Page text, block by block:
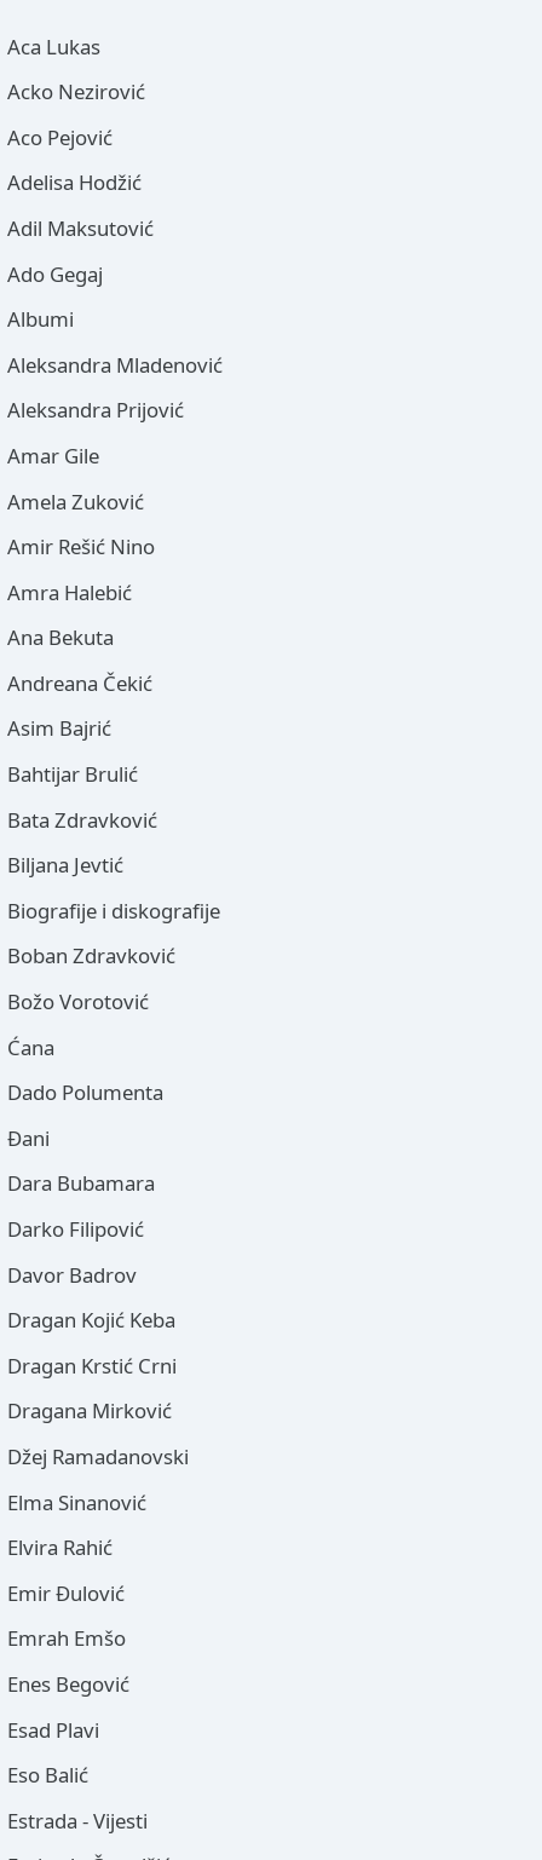
Aca Lukas
Acko Nezirović
Aco Pejović
Adelisa Hodžić
Adil Maksutović
Ado Gegaj
Albumi
Aleksandra Mladenović
Aleksandra Prijović
Amar Gile
Amela Zuković
Amir Rešić Nino
Amra Halebić
Ana Bekuta
Andreana Čekić
Asim Bajrić
Bahtijar Brulić
Bata Zdravković
Biljana Jevtić
Biografije i diskografije
Boban Zdravković
Božo Vorotović
Ćana
Dado Polumenta
Đani
Dara Bubamara
Darko Filipović
Davor Badrov
Dragan Kojić Keba
Dragan Krstić Crni
Dragana Mirković
Džej Ramadanovski
Elma Sinanović
Elvira Rahić
Emir Đulović
Emrah Emšo
Enes Begović
Esad Plavi
Eso Balić
Estrada - Vijesti